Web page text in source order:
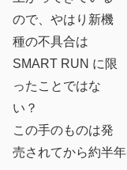
ので、やはり新機
種の不具合は
SMART RUN に限
ったことではな
い？
この手のものは発
売されてから約半